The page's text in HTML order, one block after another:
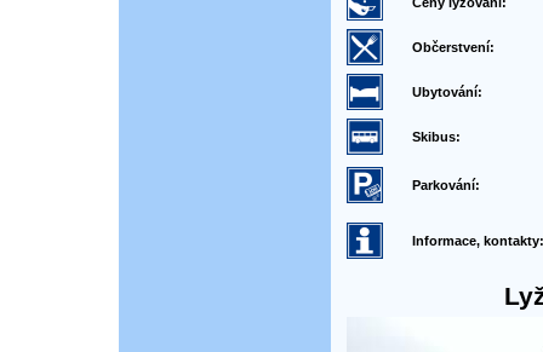
Občerstvení:
Ubytování:
Skibus:
Parkování:
Informace, kontakty: